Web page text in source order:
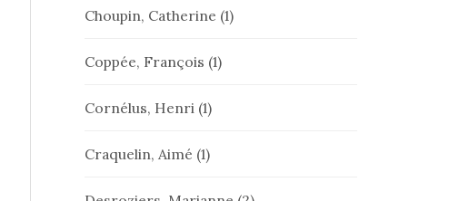
Choupin, Catherine (1)
Coppée, François (1)
Cornélus, Henri (1)
Craquelin, Aimé (1)